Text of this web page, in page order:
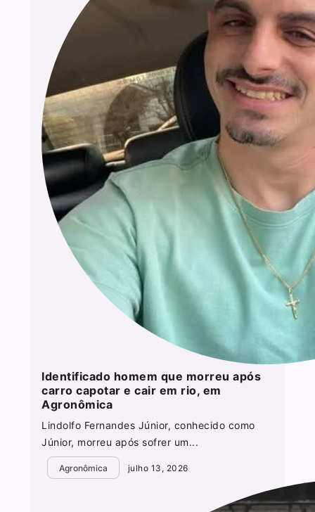
Identificado homem que morreu após
carro capotar e cair em rio, em
Agronômica
Lindolfo Fernandes Júnior, conhecido como
Júnior, morreu após sofrer um...
Agronômica julho 13, 2026